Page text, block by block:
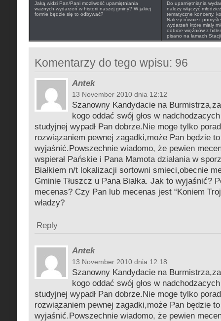
Jaką widzi Pan/Pani możliwość upamiętniania
ważnych wydarzeń w historii naszej gminy? W jakiej
formie będzie się to odbywać?
Do upamiętniania
należy włączyć
tematyczne koncerty,
Należy również
wydarzeń które miały
odbicie więźniów z
pisano na łamach
Komentarzy do tego wpisu: 96
Antek
13 November 2010 dnia 12:12
Szanowny Kandydacie na
kogo oddać swój głos w
studyjnej wypadł Pan dobrze.Nie moge tylko
rozwiązaniem pewnej zagadki,może Pan będzie to
wyjaśnić.Powszechnie wiadomo, że pewien
wspierał Pańskie i Pana Mamota działania w
Białkiem n/t lokalizacji sortowni smieci,obecnie
Gminie Tłuszcz u Pana Białka. Jak to wyjaśnić?
mecenas? Czy Pan lub mecenas jest “Koniem
władzy?
Reply
Antek
13 November 2010 dnia 12:18
Szanowny Kandydacie na
kogo oddać swój głos w
studyjnej wypadł Pan dobrze.Nie moge tylko
rozwiązaniem pewnej zagadki,może Pan będzie to
wyjaśnić.Powszechnie wiadomo, że pewien